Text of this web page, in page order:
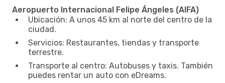
Aeropuerto Internacional Felipe Ángeles (AIFA)
Ubicación: A unos 45 km al norte del centro de la
ciudad.
Servicios: Restaurantes, tiendas y transporte
terrestre.
Transporte al centro: Autobuses y taxis. También
puedes rentar un auto con eDreams.